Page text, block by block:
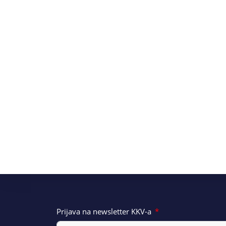
Prijava na newsletter KKV-a